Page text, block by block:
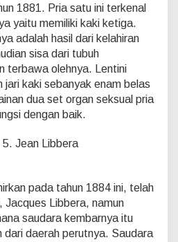
1881. Pria satu ini terkenal
yaitu memiliki kaki ketiga.
adalah hasil dari kelahiran
sisa dari tubuh
terbawa olehnya. Lentini
jari kaki sebanyak enam belas
dua set organ seksual pria
dengan baik.
5. Jean Libbera
pada tahun 1884 ini, telah
Jacques Libbera, namun
saudara kembarnya itu
dari daerah perutnya. Saudara